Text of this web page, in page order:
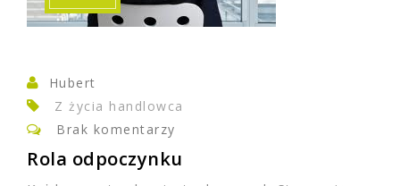
Hubert
Z życia handlowca
Brak komentarzy
Rola odpoczynku